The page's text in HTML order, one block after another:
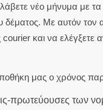
νέο μήνυμα με τα
Με αυτόν τον
courier και να
μας ο χρόνος
πρωτεύουσες των